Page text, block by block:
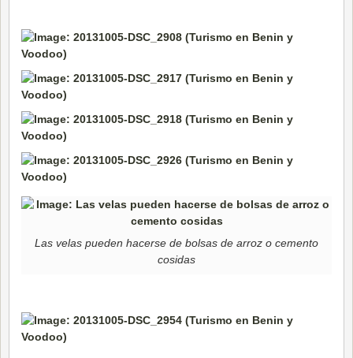
Las velas pueden hacerse de bolsas de arroz o cemento
cosidas